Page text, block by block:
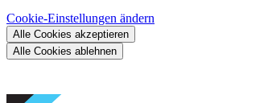
Cookie-Einstellungen ändern
Alle Cookies akzeptieren
Alle Cookies ablehnen